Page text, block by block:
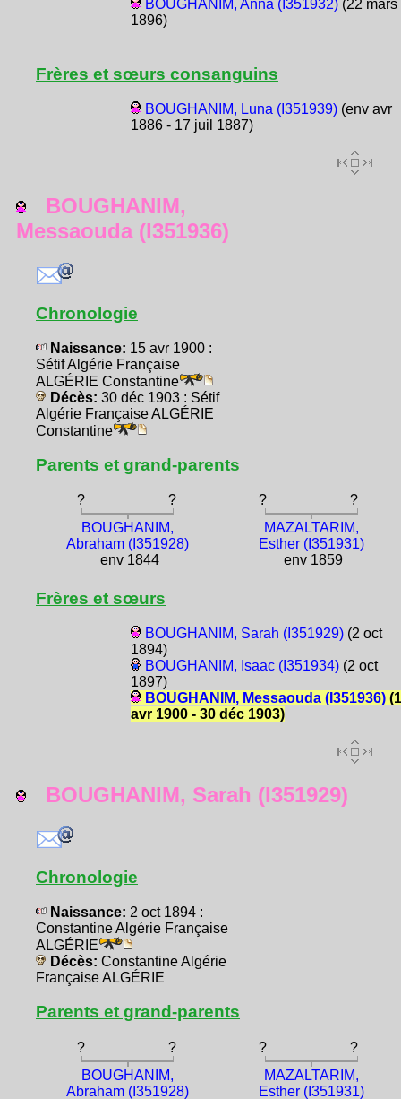
BOUGHANIM, Anna (I351932)(22 mars
1896)
Frères et sœurs consanguins
BOUGHANIM, Luna (I351939)(env avr
1886 - 17 juil 1887)
BOUGHANIM,
Messaouda (I351936)
Chronologie
Naissance: 15 avr 1900 :
Sétif Algérie Française
ALGÉRIE Constantine
Décès: 30 déc 1903 : Sétif
Algérie Française ALGÉRIE
Constantine
Parents et grand-parents
? ? ?
?
BOUGHANIM,
Abraham (I351928)
env 1844
MAZALTARIM,
Esther (I351931)
env 1859
Frères et sœurs
BOUGHANIM, Sarah (I351929)(2 oct
1894)
BOUGHANIM, Isaac (I351934)(2 oct
1897)
BOUGHANIM, Messaouda (I351936)
avr 1900 - 30 déc 1903)
BOUGHANIM, Sarah (I351929)
Chronologie
Naissance: 2 oct 1894 :
Constantine Algérie Française
ALGÉRIE
Décès: Constantine Algérie
Française ALGÉRIE
Parents et grand-parents
? ? ?
?
BOUGHANIM,
Abraham (I351928)
MAZALTARIM,
Esther (I351931)